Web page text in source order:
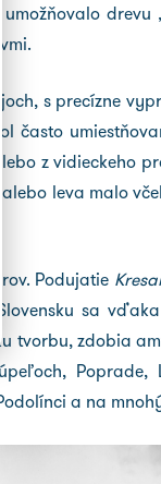
drevu
s precízne
často
z vidieckeho
leva malo
Podujatie
sa
tvorbu, zdobia
Poprade,
a na